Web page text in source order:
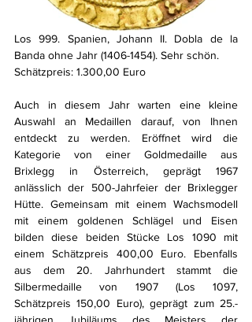
Los 999. Spanien, Johann II. Dobla de la
Banda ohne Jahr (1406-1454). Sehr schön.
Schätzpreis: 1.300,00 Euro
Auch in diesem Jahr warten eine kleine
Auswahl an Medaillen darauf, von Ihnen
entdeckt zu werden. Eröffnet wird die
Kategorie von einer Goldmedaille aus
Brixlegg in Österreich, geprägt 1967
anlässlich der 500-Jahrfeier der Brixlegger
Hütte. Gemeinsam mit einem Wachsmodell
mit einem goldenen Schlägel und Eisen
bilden diese beiden Stücke Los 1090 mit
einem Schätzpreis 400,00 Euro. Ebenfalls
aus dem 20. Jahrhundert stammt die
Silbermedaille von 1907 (Los 1097,
Schätzpreis 150,00 Euro), geprägt zum 25.-
jährigen Jubiläums des Meisters der